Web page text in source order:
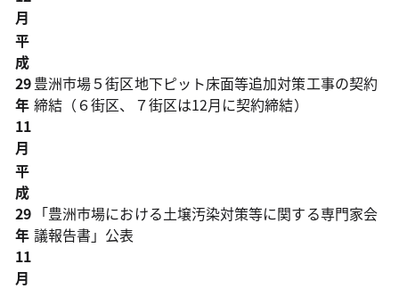
月
平
成
29
年
11
月
豊洲市場５街区地下ピット床面等追加対策工事の契約
締結（６街区、７街区は12月に契約締結）
平
成
29
年
11
月
「豊洲市場における土壌汚染対策等に関する専門家会
議報告書」公表